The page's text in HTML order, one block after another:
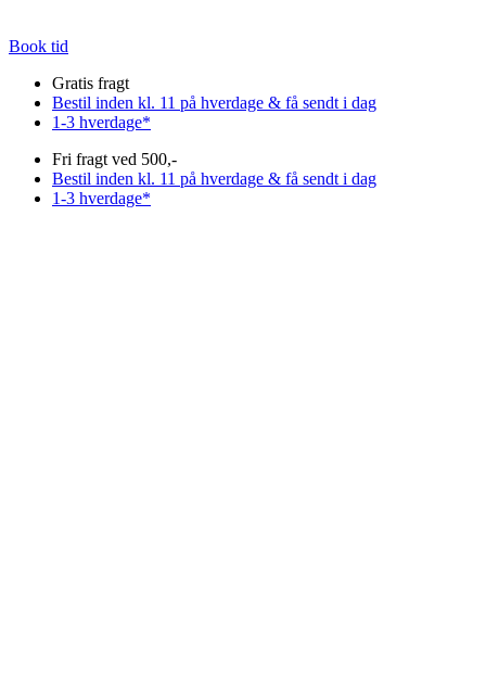
Book tid
Gratis fragt
Bestil inden kl. 11 på hverdage & få sendt i dag
1-3 hverdage*
Fri fragt ved 500,-
Bestil inden kl. 11 på hverdage & få sendt i dag
1-3 hverdage*